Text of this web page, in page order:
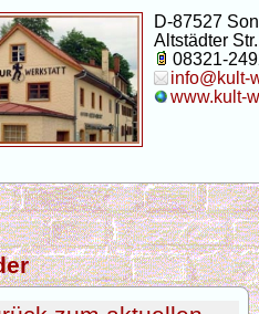
D-87527
Altstädter
08321-
info@kult-
www.kult-